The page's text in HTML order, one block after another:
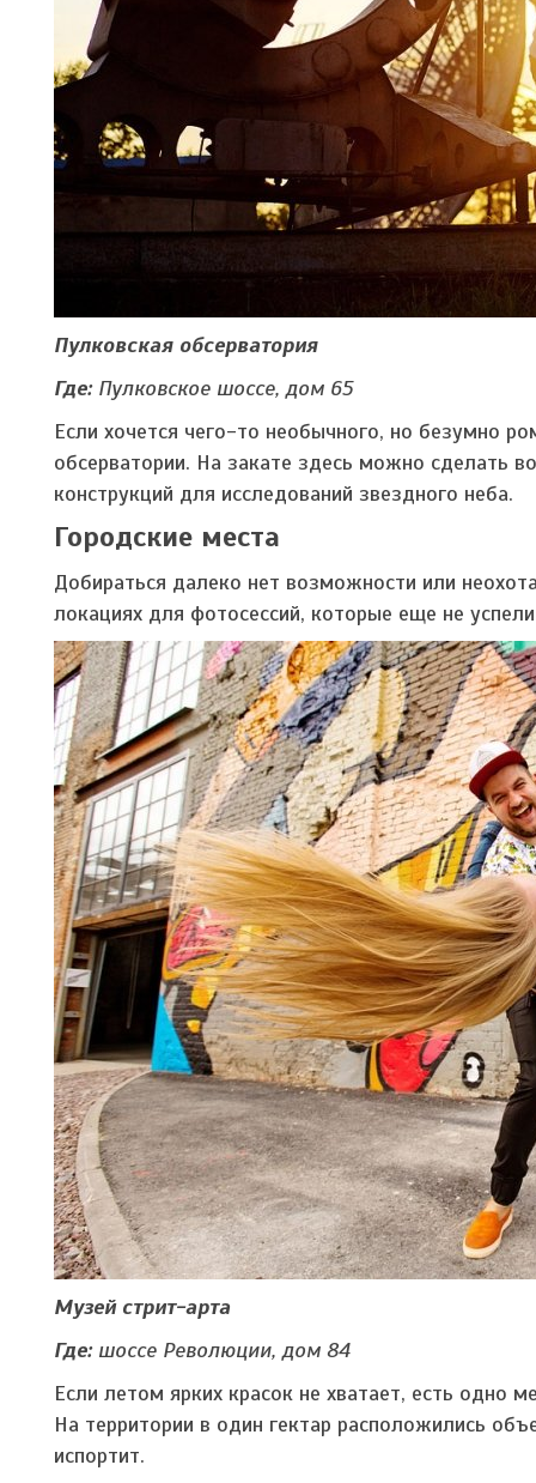
Пулковская обсерватория
Где:Пулковское шоссе, дом 65
Если хочется чего-то необычного, но безумно
обсерватории. На закате здесь можно сделать
конструкций для исследований звездного неба.
Городские места
Добираться далеко нет возможности или
локациях для фотосессий, которые еще не
Музей стрит-арта
Где:шоссе Революции, дом 84
Если летом ярких красок не хватает, есть одно
На территории в один гектар расположились
испортит.